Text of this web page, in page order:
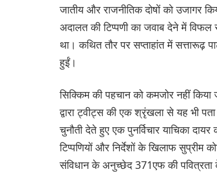
जातीय और राजनीतिक दोषों को उजागर
अदालत की टिप्पणी का जवाब देने में विफल
था। कथित तौर पर सप्ताहांत में सत्तारूढ़
हुईं।
सिक्किम की पहचान को कमजोर नहीं
द्वारा ट्वीट्स की एक श्रृंखला से यह भी
चुनौती देते हुए एक पुनर्विचार याचिका
टिप्पणियों और निर्देशों के खिलाफ सुप्रीम
संविधान के अनुच्छेद 371एफ की पवित्रता